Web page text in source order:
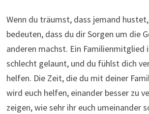
Wenn du träumst, dass jemand
bedeuten, dass du dir Sorgen um die
anderen machst. Ein Familienmitglied
schlecht gelaunt, und du fühlst dich
helfen. Die Zeit, die du mit deiner
wird euch helfen, einander besser zu
zeigen, wie sehr ihr euch umeinander